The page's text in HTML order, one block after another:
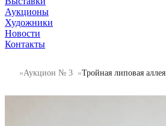
Аукционы
Художники
Новости
Контакты
Аукцион № 3 Тройная липовая аллея